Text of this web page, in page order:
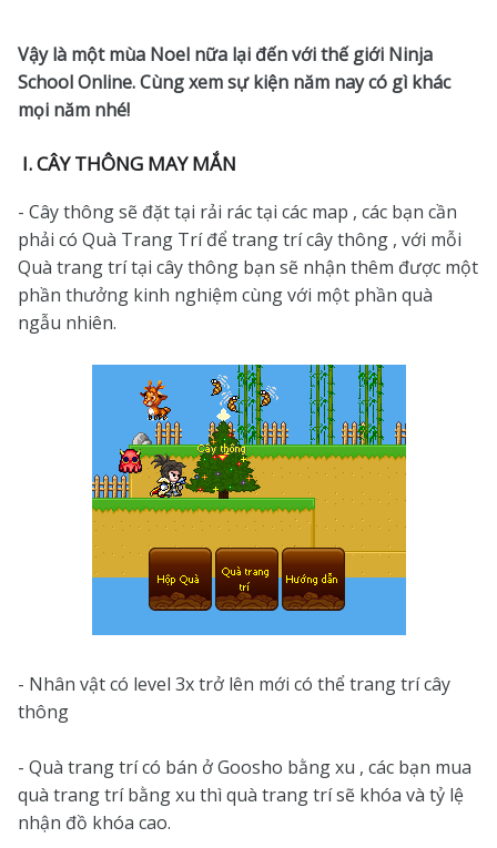
Vậy là một mùa Noel nữa lại đến với thế giới Ninja
School Online. Cùng xem sự kiện năm nay có gì khác
mọi năm nhé!
I. CÂY THÔNG MAY MẮN
- Cây thông sẽ đặt tại rải rác tại các map , các bạn cần
phải có Quà Trang Trí để trang trí cây thông , với mỗi
Quà trang trí tại cây thông bạn sẽ nhận thêm được một
phần thưởng kinh nghiệm cùng với một phần quà
ngẫu nhiên.
- Nhân vật có level 3x trở lên mới có thể trang trí cây
thông
- Quà trang trí có bán ở Goosho bằng xu , các bạn mua
quà trang trí bằng xu thì quà trang trí sẽ khóa và tỷ lệ
nhận đồ khóa cao.